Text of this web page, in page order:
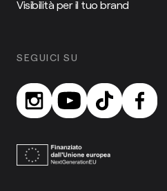
Visibilità per il tuo brand
SEGUICI SU